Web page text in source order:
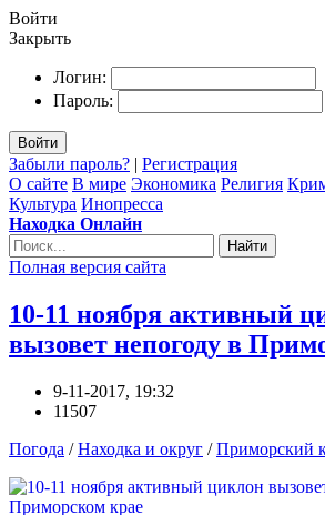
Войти
Закрыть
Логин:
Пароль:
Войти
Забыли пароль? | Регистрация
О сайте В мире Экономика Религия
Культура Инопресса
Находка Онлайн
Найти
Полная версия сайта
10-11 ноября активный
вызовет непогоду в
9-11-2017, 19:32
11507
Погода /Находка и округ /Приморский